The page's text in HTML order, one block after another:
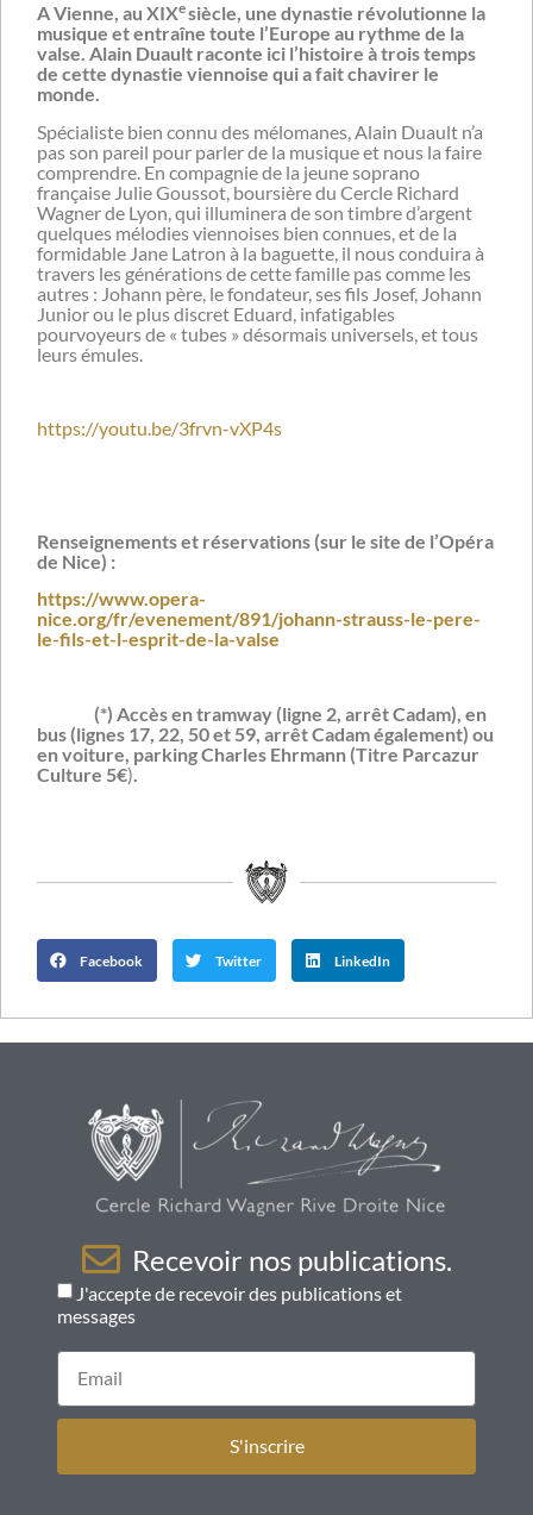
A Vienne, au XIXesiècle, une dynastie révolutionne la
musique et entraîne toute l’Europe au rythme de la
valse. Alain Duault raconte ici l’histoire à trois temps
de cette dynastie viennoise qui a fait chavirer le
monde.
Spécialiste bien connu des mélomanes, Alain Duault n’a
pas son pareil pour parler de la musique et nous la faire
comprendre. En compagnie de la jeune soprano
française Julie Goussot, boursière du Cercle Richard
Wagner de Lyon, qui illuminera de son timbre d’argent
quelques mélodies viennoises bien connues, et de la
formidable Jane Latron à la baguette, il nous conduira à
travers les générations de cette famille pas comme les
autres : Johann père, le fondateur, ses fils Josef, Johann
Junior ou le plus discret Eduard, infatigables
pourvoyeurs de « tubes » désormais universels, et tous
leurs émules.
https://youtu.be/3frvn-vXP4s
Renseignements et réservations (sur le site de l’Opéra
de Nice) :
https://www.opera-
nice.org/fr/evenement/891/johann-strauss-le-pere-
le-fils-et-l-esprit-de-la-valse
(*) Accès en tramway (ligne 2, arrêt Cadam), en
bus (lignes 17, 22, 50 et 59, arrêt Cadam également) ou
en voiture, parking Charles Ehrmann (Titre Parcazur
Culture 5€)
Facebook Twitter LinkedIn
Recevoir nos publications.
J'accepte de recevoir des publications et
messages
S'inscrire